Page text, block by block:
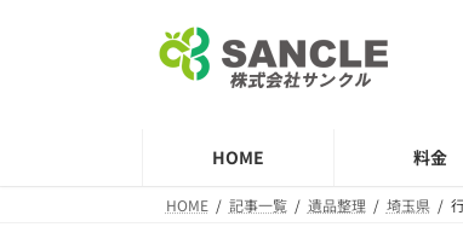
HOME 料金
HOME 記事一覧 遺品整理 埼玉県